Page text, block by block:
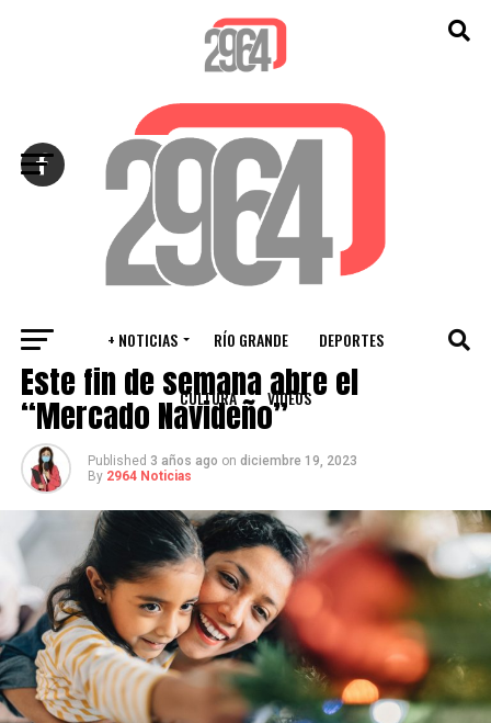
+ NOTICIAS RÍO GRANDE DEPORTES
CULTURA VIDEOS
CULTURA
Este fin de semana abre el
“Mercado Navideño”
Published 3 años ago on diciembre 19, 2023
By 2964 Noticias
Salir de la versión móvil